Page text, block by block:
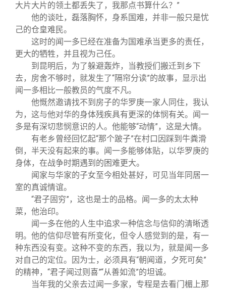
大片大片的领土都丢失了，我那点书算什么？”
他的谈吐，磊落胸怀，身系国难，并非一般只是忧
己的仓皇难民。
这时的闻一多已经在准备为国难承当更多的责任，
更大的牺牲，并且视为己任。
到昆明后，为了躲避轰炸，当教授们搬迁到乡下
去，房舍不够时，就发生了“隔帘分读”的故事，显示出
闻一多相比一般教员的气度不凡。
他慨然邀请找不到房子的华罗庚一家人同住，我认
为，这与他对华的身体残疾具有更深的体悯有关。闻一
多是有深切悲悯意识的人。他能够“动情”，这是大情。
有老乡曾经回忆起“那个跛子”在村口因踩到牛粪滑
倒，半天没有起来的事。闻一多能够体贴，以华罗庚的
身体，在战争时期遇到的困难更大。
闻家与华家的子女至今相处甚好，可见当年同居一
室的真诚情谊。
“君子固穷”，这也是士的品格。闻一多的太太种
菜，他治印。
闻一多在他的人生中追求一种信念与信仰的清晰透
明。他的信仰尽管有所变化，但令人感觉到的是，有一
种东西没有变。这种不变的东西，我以为，就是闻一多
对自己的定位。因为士，必须具有“朝闻道，夕死可矣”
的精神，“君子闻过则喜”“从善如流”的坦诚。
当年我的父亲去过闻一多家，专程是去看门楣上那